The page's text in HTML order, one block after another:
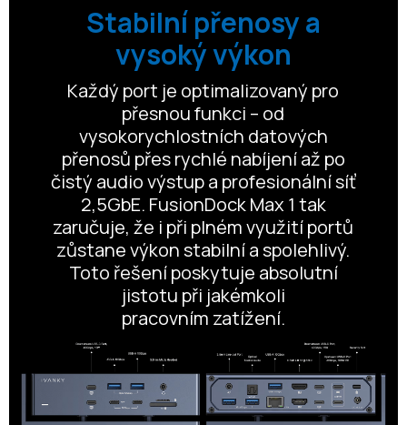
Stabilní přenosy a
vysoký výkon
Každý port je optimalizovaný pro
přesnou funkci – od
vysokorychlostních datových
přenosů přes rychlé nabíjení až po
čistý audio výstup a profesionální síť
2,5GbE. FusionDock Max 1 tak
zaručuje, že i při plném využití portů
zůstane výkon stabilní a spolehlivý.
Toto řešení poskytuje absolutní
jistotu při jakémkoli
pracovním zatížení.